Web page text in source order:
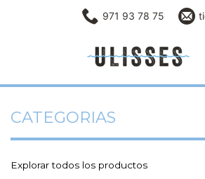
971 93 78 75
CATEGORIAS
Explorar todos los productos